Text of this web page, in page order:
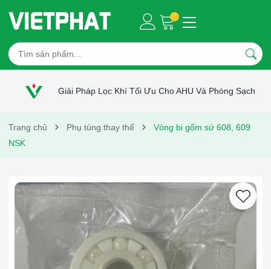
Giải Pháp Lọc Khí Tối Ưu Cho AHU Và Phòng Sạch
Trang chủ Phụ tùng thay thế
Vòng bi gốm sứ 608, 609
NSK